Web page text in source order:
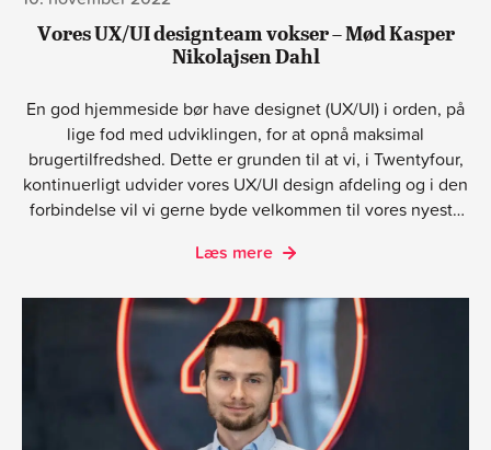
Vores UX/UI designteam vokser – Mød Kasper
Nikolajsen Dahl
En god hjemmeside bør have designet (UX/UI) i orden, på
lige fod med udviklingen, for at opnå maksimal
brugertilfredshed. Dette er grunden til at vi, i Twentyfour,
kontinuerligt udvider vores UX/UI design afdeling og i den
forbindelse vil vi gerne byde velkommen til vores nyeste
Læs mere